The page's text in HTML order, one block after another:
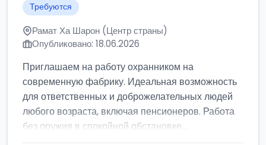
Требуются
Рамат Ха Шарон (Центр страны)
Опубликовано: 18.06.2026
Приглашаем на работу охранником на
современную фабрику. Идеальная возможность
для ответственных и доброжелательных людей
любого возраста, включая пенсионеров. Работа
без оружия в спокойной обстановке....